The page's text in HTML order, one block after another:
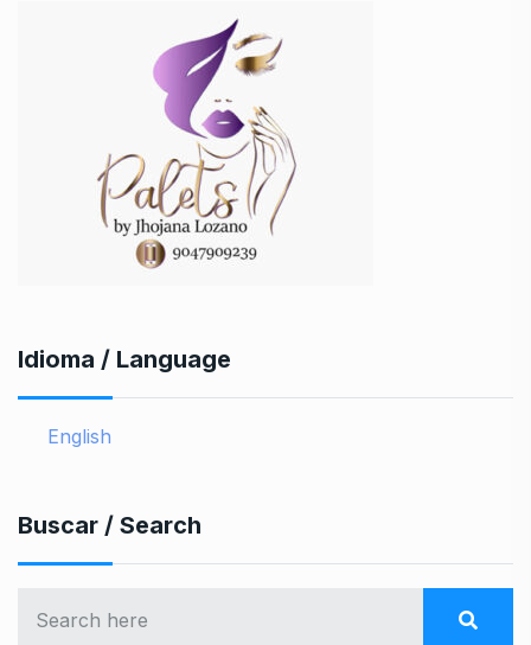
Idioma / Language
English
Buscar / Search